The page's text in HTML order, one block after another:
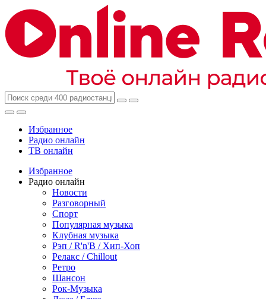
Избранное
Радио онлайн
ТВ онлайн
Избранное
Радио онлайн
Новости
Разговорный
Спорт
Популярная музыка
Клубная музыка
Рэп / R'n'B / Хип-Хоп
Релакс / Chillout
Ретро
Шансон
Рок-Музыка